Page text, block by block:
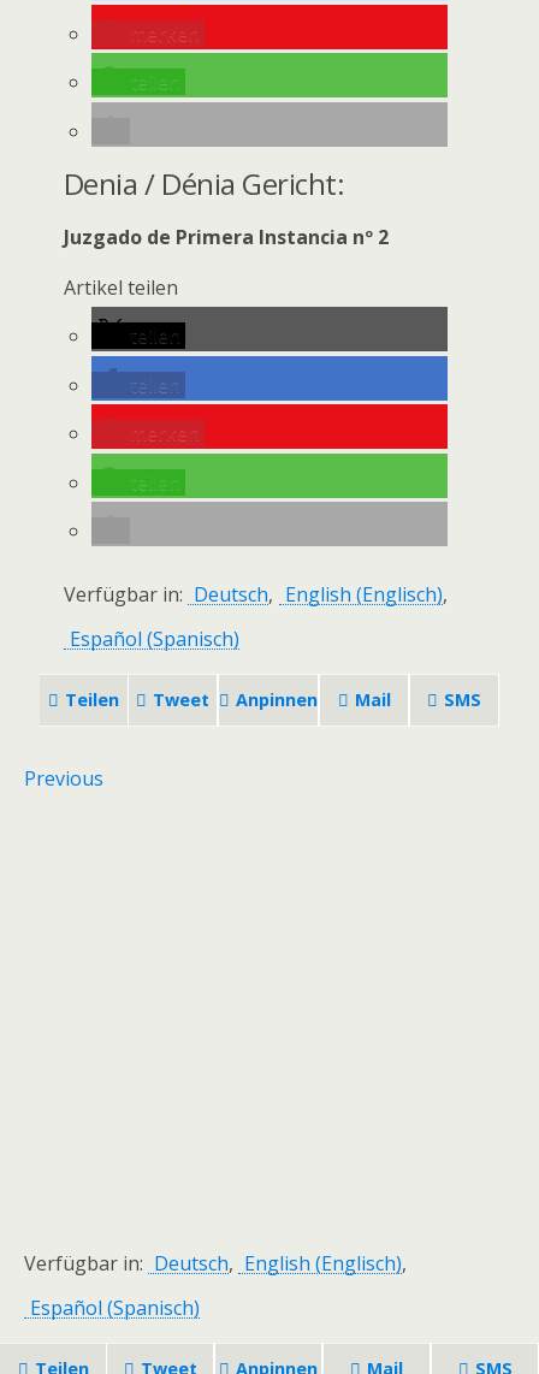
merken
teilen
Denia / Dénia Gericht:
Juzgado de Primera Instancia nº 2
Artikel teilen
teilen
teilen
merken
teilen
Verfügbar in: Deutsch English (Englisch)
Español (Spanisch)
Teilen Tweet Anpinnen Mail SMS
Previous
Verfügbar in: Deutsch English (Englisch)
Español (Spanisch)
Teilen Tweet Anpinnen Mail SMS